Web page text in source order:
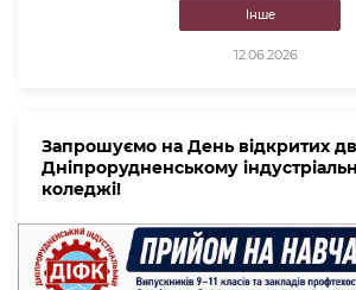
Інше
12.06.2026
Запрошуємо на День відкритих
Дніпрорудненському
коледжі!